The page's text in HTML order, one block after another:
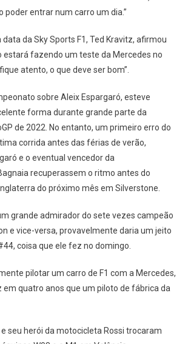
poder entrar num carro um dia.”
da Sky Sports F1, Ted Kravitz, afirmou
estará fazendo um teste da Mercedes no
atento, o que deve ser bom”.
sobre Aleix Espargaró, esteve
forma durante grande parte da
de 2022. No entanto, um primeiro erro do
corrida antes das férias de verão,
e o eventual vencedor da
recuperassem o ritmo antes do
do próximo mês em Silverstone.
grande admirador do sete vezes campeão
e vice-versa, provavelmente daria um jeito
coisa que ele fez no domingo.
pilotar um carro de F1 com a Mercedes,
em quatro anos que um piloto de fábrica da
seu herói da motocicleta Rossi trocaram